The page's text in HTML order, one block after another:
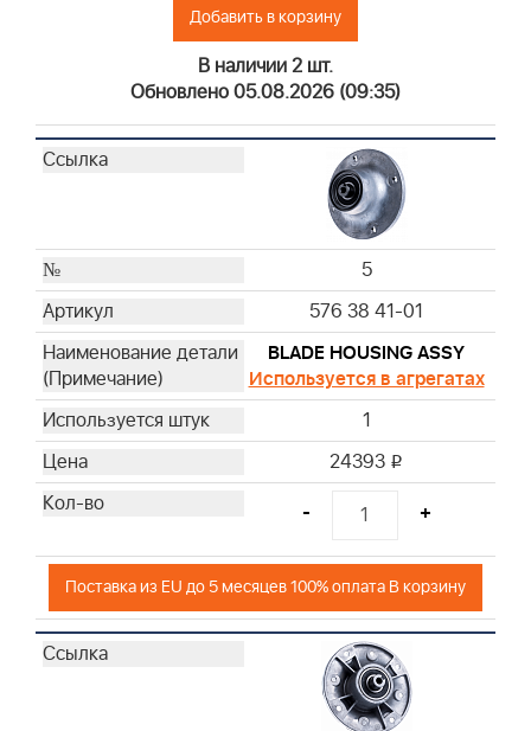
Добавить в корзину
В наличии 2 шт.
Обновлено 05.08.2026 (09:35)
5
576 38 41-01
BLADE HOUSING ASSY
Используется в агрегатах
1
24393 i
- +
Поставка из EU до 5 месяцев 100% оплата В корзину